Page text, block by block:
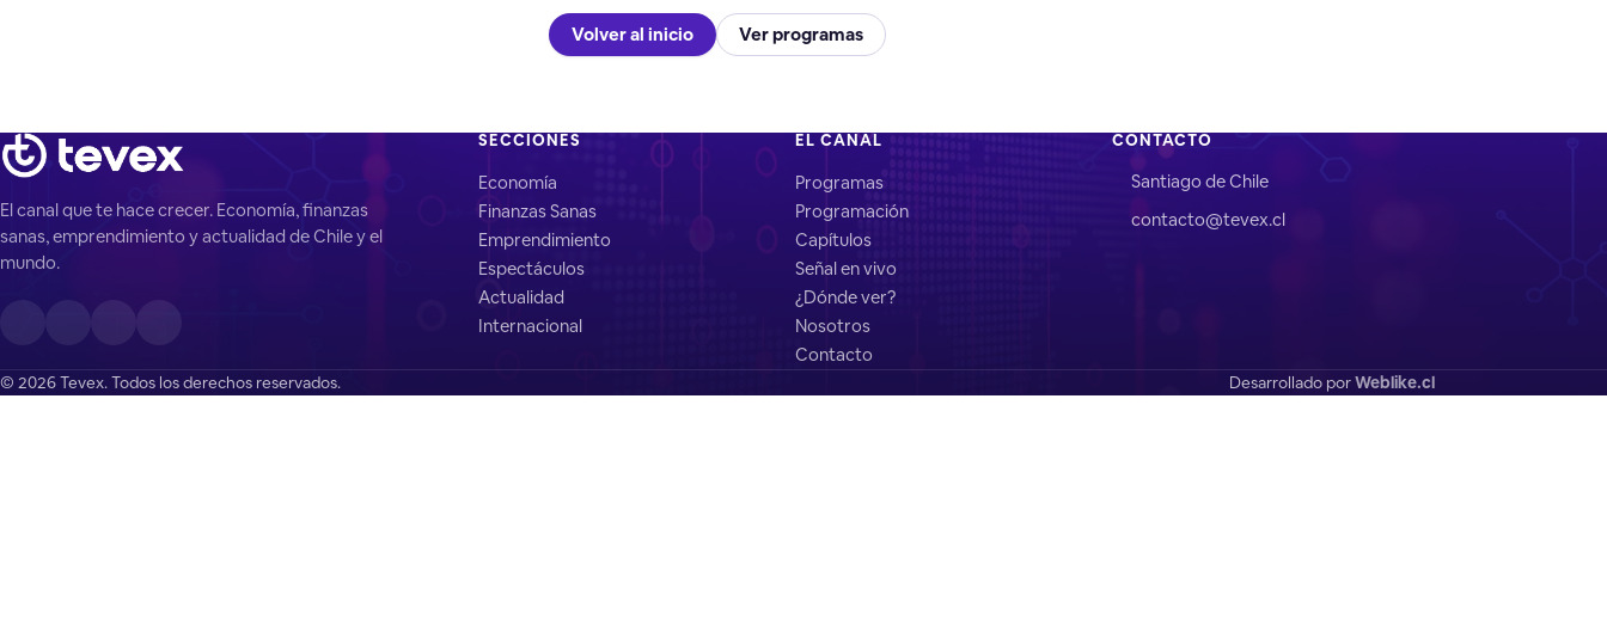
Volver al inicio Ver programas
El canal que te hace crecer. Economía, finanzas
sanas, emprendimiento y actualidad de Chile y el
mundo.
SECCIONES
Economía
Finanzas Sanas
Emprendimiento
Espectáculos
Actualidad
Internacional
EL CANAL
Programas
Programación
Capítulos
Señal en vivo
¿Dónde ver?
Nosotros
Contacto
CONTACTO
Santiago de Chile
contacto@tevex.cl
© 2026 Tevex. Todos los derechos reservados. Desarrollado porWeblike.cl